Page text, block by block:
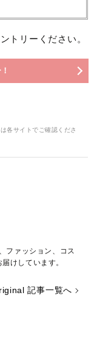
トリーください。
各サイトでご確認くださ
ファッション、コス
けしています。
記事一覧へ